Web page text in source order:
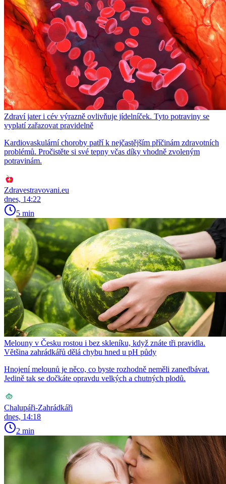
Zdraví jater i cév výrazně ovlivňuje jídelníček. Tyto potraviny se
vyplatí zařazovat pravidelně
Kardiovaskulární choroby patří k nejčastějším příčinám zdravotních
problémů. Pročistěte si své tepny včas díky vhodně zvoleným
potravinám.
Zdravestravovani.eu
dnes, 14:22
5 min
Melouny v Česku rostou i bez skleníku, když znáte tři pravidla.
Většina zahrádkářů dělá chybu hned u pH půdy
Hnojení melounů je něco, co byste rozhodně neměli zanedbávat.
Jedině tak se dočkáte opravdu velkých a chutných plodů.
Chalupáři-Zahrádkáři
dnes, 14:18
2 min